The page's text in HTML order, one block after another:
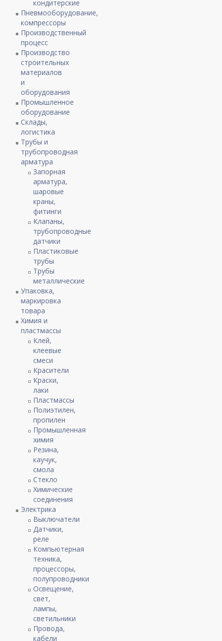
кондитерские
Пневмооборудование,
компрессоры
Производственный
процесс
Производство
строительных
материалов
и
оборудования
Промышленное
оборудование
Склады,
логистика
Трубы и
трубопроводная
арматура
Запорная
арматура,
шаровые
краны,
фитинги
Клапаны,
трубопроводные
датчики
Пластиковые
трубы
Трубы
металлические
Упаковка,
маркировка
товара
Химия и
пластмассы
Клей,
клеевые
смеси
Красители
Краски,
лаки
Пластмассы
Полиэтилен,
пропилен
Промышленная
химия
Резина,
каучук,
смола
Стекло
Химические
соединения
Электрика
Выключатели
Датчики,
реле
Компьютерная
техника,
процессоры,
полупроводники
Освещение,
свет,
лампы,
светильники
Провода,
кабели